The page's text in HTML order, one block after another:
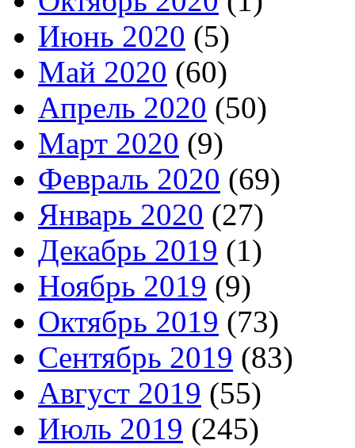
Июнь 2020 (5)
Май 2020 (60)
Апрель 2020 (50)
Март 2020 (9)
Февраль 2020 (69)
Январь 2020 (27)
Декабрь 2019 (1)
Ноябрь 2019 (9)
Октябрь 2019 (73)
Сентябрь 2019 (83)
Август 2019 (55)
Июль 2019 (245)